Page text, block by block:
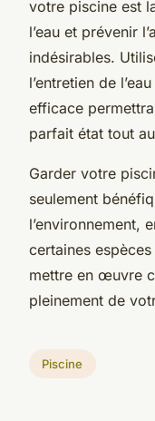
votre piscine est
l’eau et prévenir
indésirables.
l’entretien de
efficace
parfait état tout
Garder votre
seulement
l’environnement,
certaines
mettre en œuvre
pleinement de
Piscine